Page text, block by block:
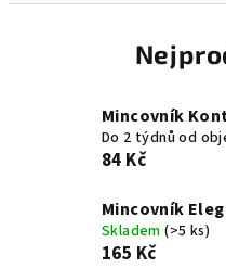
Mincovník
Do 2 týdnů od
84 Kč
Mincovník
Skladem(>5 ks)
165 Kč